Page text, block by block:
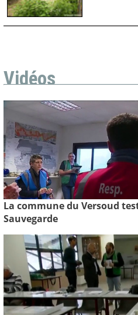
Vidéos
La commune du Versoud
Sauvegarde